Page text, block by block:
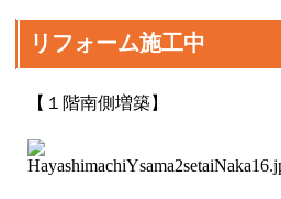
リフォーム施工中
【１階南側増築】